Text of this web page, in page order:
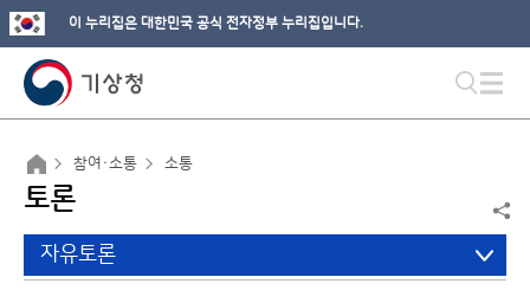
이 누리집은 대한민국 공식 전자정부 누리집입니다.
참여·소통 소통
토론
자유토론